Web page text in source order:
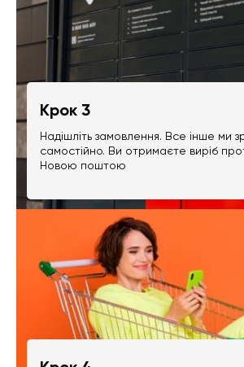
Крок 3
Надішліть замовлення. Все інше ми
самостійно. Ви отримаєте виріб
Новою поштою